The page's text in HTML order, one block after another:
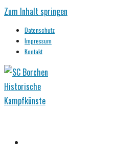
Zum Inhalt springen
Datenschutz
Impressum
Kontakt